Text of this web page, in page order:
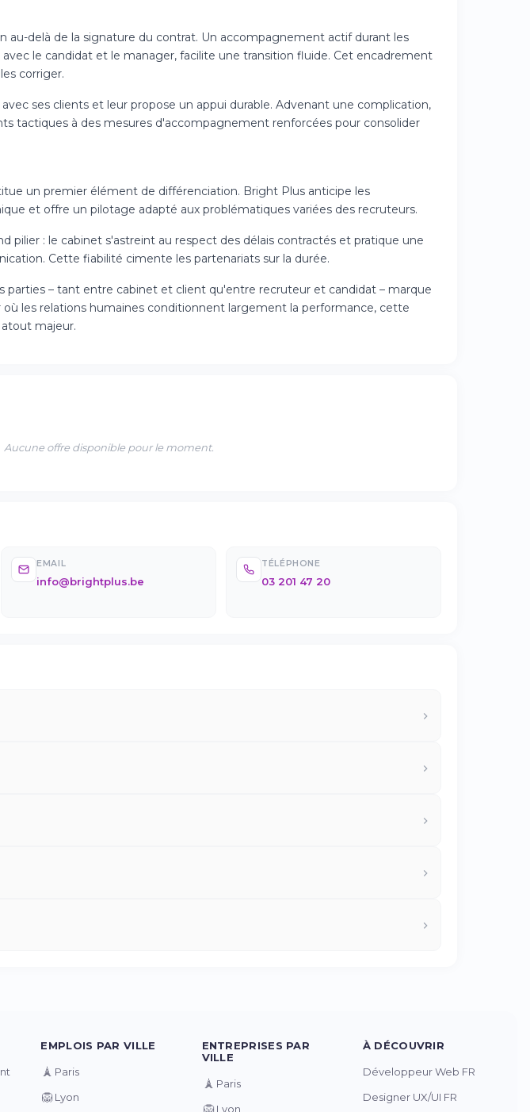
au-delà de la signature du contrat. Un accompagnement actif durant les
le candidat et le manager, facilite une transition fluide. Cet encadrement
corriger.
ses clients et leur propose un appui durable. Advenant une complication,
tactiques à des mesures d'accompagnement renforcées pour consolider
un premier élément de différenciation. Bright Plus anticipe les
et offre un pilotage adapté aux problématiques variées des recruteurs.
pilier : le cabinet s'astreint au respect des délais contractés et pratique une
Cette fiabilité cimente les partenariats sur la durée.
parties – tant entre cabinet et client qu'entre recruteur et candidat – marque
les relations humaines conditionnent largement la performance, cette
majeur.
Aucune offre disponible pour le moment.
EMAIL
info@brightplus.be
TÉLÉPHONE
03 201 47 20
EMPLOIS PAR VILLE
🗼 Paris
🦁 Lyon
ENTREPRISES PAR
VILLE
🗼 Paris
🦁 Lyon
À DÉCOUVRIR
Développeur Web FR
Designer UX/UI FR